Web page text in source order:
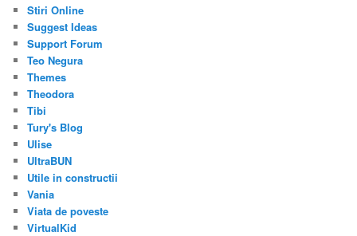
Stiri Online
Suggest Ideas
Support Forum
Teo Negura
Themes
Theodora
Tibi
Tury's Blog
Ulise
UltraBUN
Utile in constructii
Vania
Viata de poveste
VirtualKid